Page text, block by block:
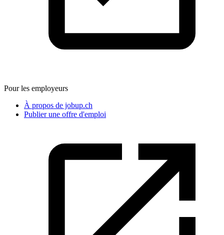
Pour les employeurs
À propos de jobup.ch
Publier une offre d'emploi